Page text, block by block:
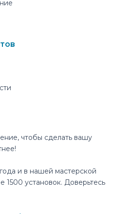
чтобы сделать вашу
и в нашей мастерской
1500 установок. Доверьтесь